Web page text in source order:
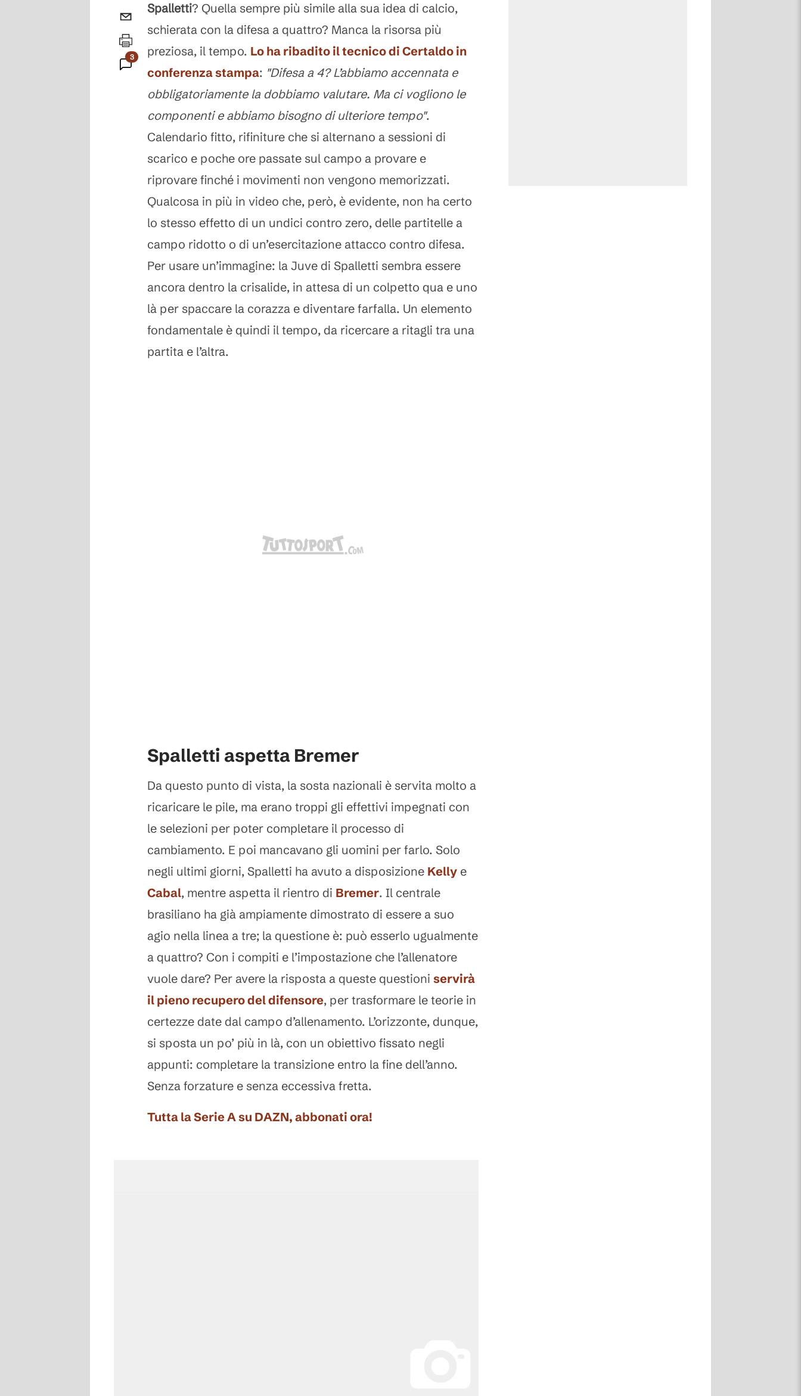
3
Commenti
Spalletti? Quella sempre più simile alla sua idea di calcio,
schierata con la difesa a quattro? Manca la risorsa più
preziosa, il tempo. Lo ha ribadito il tecnico di Certaldo in
conferenza stampa: "Difesa a 4? L’abbiamo accennata e
obbligatoriamente la dobbiamo valutare. Ma ci vogliono le
componenti e abbiamo bisogno di ulteriore tempo".
Calendario fitto, rifiniture che si alternano a sessioni di
scarico e poche ore passate sul campo a provare e
riprovare finché i movimenti non vengono memorizzati.
Qualcosa in più in video che, però, è evidente, non ha certo
lo stesso effetto di un undici contro zero, delle partitelle a
campo ridotto o di un’esercitazione attacco contro difesa.
Per usare un’immagine: la Juve di Spalletti sembra essere
ancora dentro la crisalide, in attesa di un colpetto qua e uno
là per spaccare la corazza e diventare farfalla. Un elemento
fondamentale è quindi il tempo, da ricercare a ritagli tra una
partita e l’altra.
Spalletti aspetta Bremer
Da questo punto di vista, la sosta nazionali è servita molto a
ricaricare le pile, ma erano troppi gli effettivi impegnati con
le selezioni per poter completare il processo di
cambiamento. E poi mancavano gli uomini per farlo. Solo
negli ultimi giorni, Spalletti ha avuto a disposizione Kelly e
Cabal, mentre aspetta il rientro di Bremer. Il centrale
brasiliano ha già ampiamente dimostrato di essere a suo
agio nella linea a tre; la questione è: può esserlo ugualmente
a quattro? Con i compiti e l’impostazione che l’allenatore
vuole dare? Per avere la risposta a queste questioni servirà
il pieno recupero del difensore, per trasformare le teorie in
certezze date dal campo d’allenamento. L’orizzonte, dunque,
si sposta un po’ più in là, con un obiettivo fissato negli
appunti: completare la transizione entro la fine dell’anno.
Senza forzature e senza eccessiva fretta.
Tutta la Serie A su DAZN, abbonati ora!